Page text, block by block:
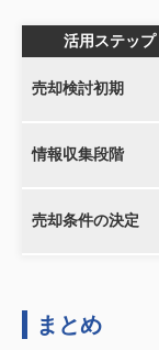
活用ステップ
売却検討初期
情報収集段階
売却条件の決定
まとめ